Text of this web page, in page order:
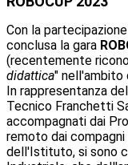
Con la
conclusa la gara
(recentemente
didattica" nell'ambito
In rappresentanza
Tecnico Franchetti
accompagnati dai
remoto dai
dell'Istituto, si sono